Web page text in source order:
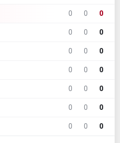
0 0 0
0 0 0
0 0 0
0 0 0
0 0 0
0 0 0
0 0 0